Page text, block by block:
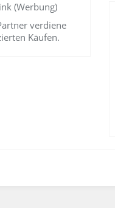
(Werbung)
verdiene
Käufen.